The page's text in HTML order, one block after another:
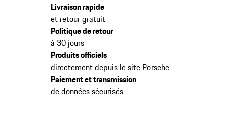
Livraison rapide
et retour gratuit
Politique de retour
à 30 jours
Produits officiels
directement depuis le site Porsche
Paiement et transmission
de données sécurisés